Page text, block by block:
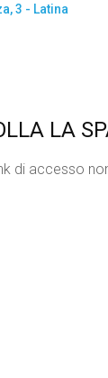
3 - Latina
LA
di accesso